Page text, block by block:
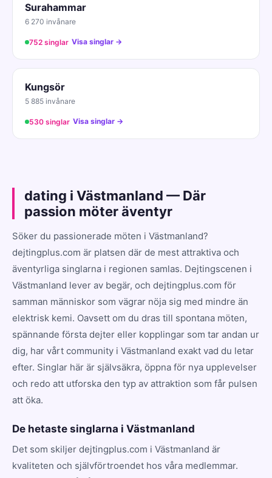
Surahammar
6 270 invånare
752 singlar Visa singlar →
Kungsör
5 885 invånare
530 singlar Visa singlar →
dating i Västmanland — Där
passion möter äventyr
Söker du passionerade möten i Västmanland?
dejtingplus.com är platsen där de mest attraktiva och
äventyrliga singlarna i regionen samlas. Dejtingscenen i
Västmanland lever av begär, och dejtingplus.com för
samman människor som vägrar nöja sig med mindre än
elektrisk kemi. Oavsett om du dras till spontana möten,
spännande första dejter eller kopplingar som tar andan ur
dig, har vårt community i Västmanland exakt vad du letar
efter. Singlar här är självsäkra, öppna för nya upplevelser
och redo att utforska den typ av attraktion som får pulsen
att öka.
De hetaste singlarna i Västmanland
Det som skiljer dejtingplus.com i Västmanland är
kvaliteten och självförtroendet hos våra medlemmar.